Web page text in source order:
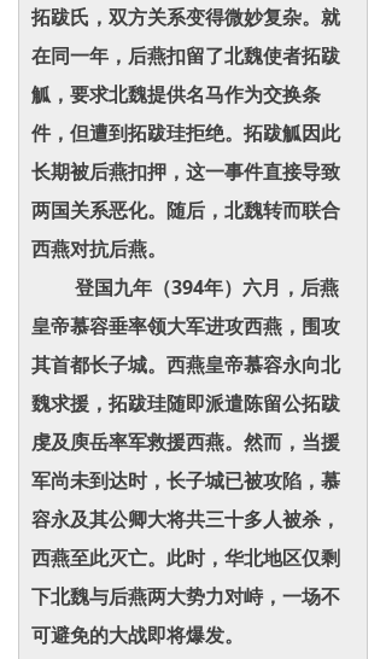
拓跋氏，双方关系变得微妙复杂。就
在同一年，后燕扣留了北魏使者拓跋
觚，要求北魏提供名马作为交换条
件，但遭到拓跋珪拒绝。拓跋觚因此
长期被后燕扣押，这一事件直接导致
两国关系恶化。随后，北魏转而联合
西燕对抗后燕。
登国九年（394年）六月，后燕
皇帝慕容垂率领大军进攻西燕，围攻
其首都长子城。西燕皇帝慕容永向北
魏求援，拓跋珪随即派遣陈留公拓跋
虔及庾岳率军救援西燕。然而，当援
军尚未到达时，长子城已被攻陷，慕
容永及其公卿大将共三十多人被杀，
西燕至此灭亡。此时，华北地区仅剩
下北魏与后燕两大势力对峙，一场不
可避免的大战即将爆发。